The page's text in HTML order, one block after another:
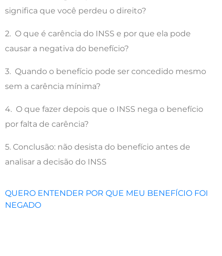
significa que você perdeu o direito?
2. O que é carência do INSS e por que ela pode
causar a negativa do benefício?
3. Quando o benefício pode ser concedido mesmo
sem a carência mínima?
4. O que fazer depois que o INSS nega o benefício
por falta de carência?
5. Conclusão: não desista do benefício antes de
analisar a decisão do INSS
QUERO ENTENDER POR QUE MEU BENEFÍCIO FOI
NEGADO